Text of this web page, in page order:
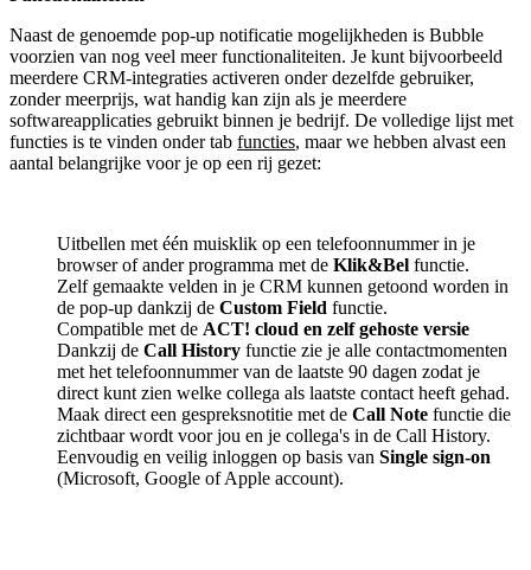
Naast de genoemde pop-up notificatie mogelijkheden is Bubble
voorzien van nog veel meer functionaliteiten. Je kunt bijvoorbeeld
meerdere CRM-integraties activeren onder dezelfde gebruiker,
zonder meerprijs, wat handig kan zijn als je meerdere
softwareapplicaties gebruikt binnen je bedrijf. De volledige lijst met
functies is te vinden onder tab functies, maar we hebben alvast een
aantal belangrijke voor je op een rij gezet:
Uitbellen met één muisklik op een telefoonnummer in je
browser of ander programma met de Klik&Bel functie.
Zelf gemaakte velden in je CRM kunnen getoond worden in
de pop-up dankzij de Custom Field functie.
Compatible met de ACT! cloud en zelf gehoste versie
Dankzij de Call History functie zie je alle contactmomenten
met het telefoonnummer van de laatste 90 dagen zodat je
direct kunt zien welke collega als laatste contact heeft gehad.
Maak direct een gespreksnotitie met de Call Note functie die
zichtbaar wordt voor jou en je collega's in de Call History.
Eenvoudig en veilig inloggen op basis van Single sign-on
(Microsoft, Google of Apple account).